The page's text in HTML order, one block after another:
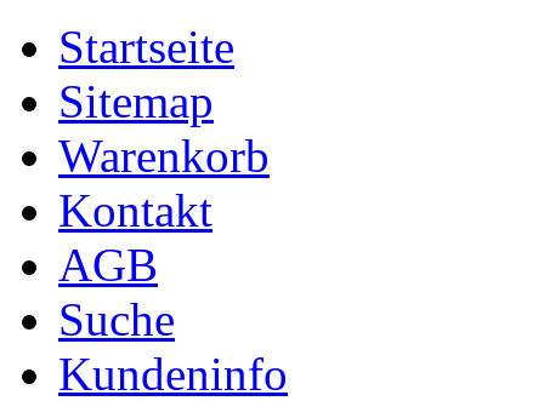
Startseite
Sitemap
Warenkorb
Kontakt
AGB
Suche
Kundeninfo